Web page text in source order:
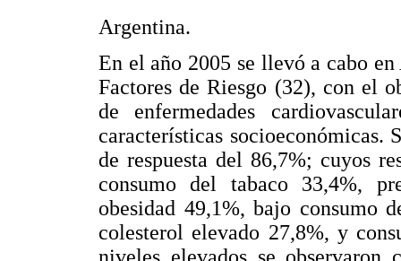
Argentina.
En el año 2005 se llevó a cabo
Factores de Riesgo (32), con el
de enfermedades
características socioeconómicas.
de respuesta del 86,7%; cuyos
consumo del tabaco 33,4%,
obesidad 49,1%, bajo consumo
colesterol elevado 27,8%, y
niveles elevados se